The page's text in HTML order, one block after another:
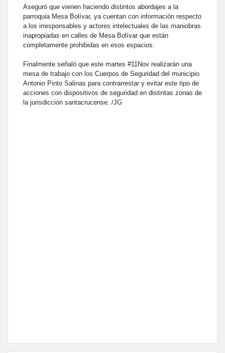
Aseguró que vienen haciendo distintos abordajes a la
parroquia Mesa Bolívar, ya cuentan con información respecto
a los irresponsables y actores intelectuales de las maniobras
inapropiadas en calles de Mesa Bolívar que están
completamente prohibidas en esos espacios.
Finalmente señaló que este martes #11Nov realizarán una
mesa de trabajo con los Cuerpos de Seguridad del municipio
Antonio Pinto Salinas para contrarrestar y evitar este tipo de
acciones con dispositivos de seguridad en distintas zonas de
la jurisdicción santacrucense. /JG